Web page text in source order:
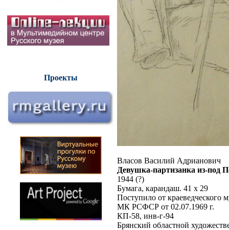
Проекты
Власов Василий Адрианович
Девушка-партизанка из-под
1944 (?)
Бумага, карандаш. 41 х 29
Поступило от краеведческого
МК РСФСР от 02.07.1969 г.
КП-58, инв-г-94
Брянский областной